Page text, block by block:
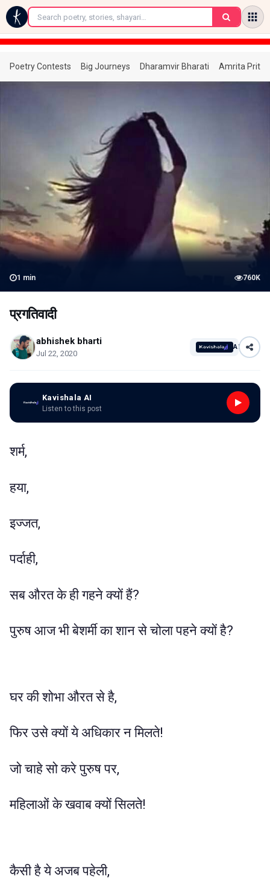
←
Poetry Contests Big Journeys Dharamvir Bharati Amrita
1 min 760K
प्रगतिवादी
abhishek bharti
Jul 22, 2020
AI
Kavishala AI
Listen to this post
शर्म,
हया,
इज्जत,
पर्दाही,
सब औरत के ही गहने क्यों हैं?
पुरुष आज भी बेशर्मी का शान से चोला पहने क्यों है?
घर की शोभा औरत से है,
फिर उसे क्यों ये अधिकार न मिलते!
जो चाहे सो करे पुरुष पर,
महिलाओं के खवाब क्यों सिलते!
कैसी है ये अजब पहेली,